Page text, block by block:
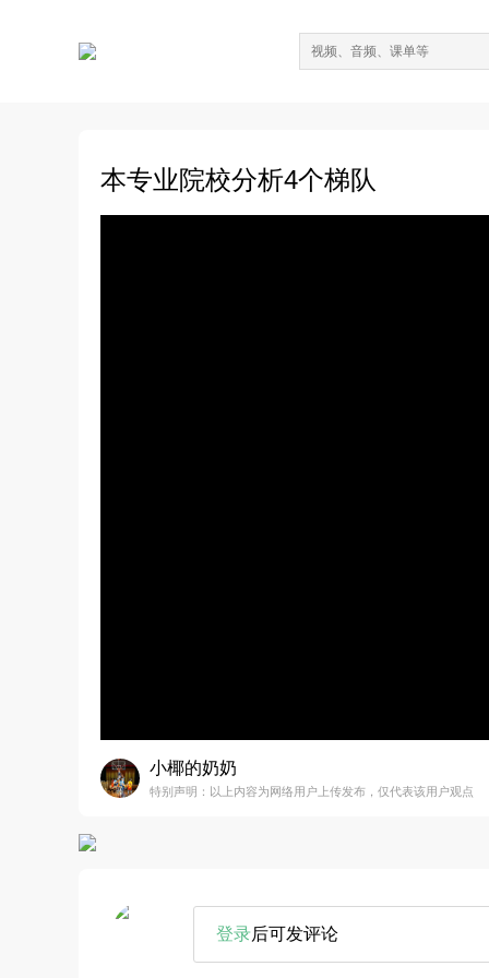
本专业院校分析4个梯队
小椰的奶奶
特别声明：以上内容为网络用户上传发布，仅代表该用户观点
登录后可发评论